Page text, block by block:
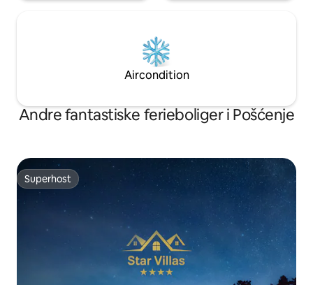
Aircondition
Andre fantastiske ferieboliger i Pošćenje
Superhost
Superhost